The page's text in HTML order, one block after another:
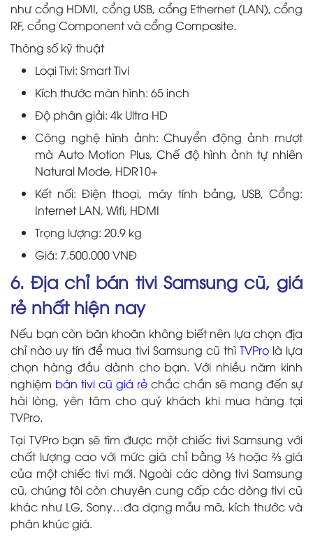
như cổng HDMI, cổng USB, cổng Ethernet (LAN), cổng
RF, cổng Component và cổng Composite.
Thông số kỹ thuật
Loại Tivi: Smart Tivi
Kích thước màn hình: 65 inch
Độ phân giải: 4k Ultra HD
Công nghệ hình ảnh: Chuyển động ảnh mượt
mà Auto Motion Plus, Chế độ hình ảnh tự nhiên
Natural Mode, HDR10+
Kết nối: Điện thoại, máy tính bảng, USB, Cổng:
Internet LAN, Wifi, HDMI
Trọng lượng: 20.9 kg
Giá: 7.500.000 VNĐ
6. Địa chỉ bán tivi Samsung cũ, giá
rẻ nhất hiện nay
Nếu bạn còn băn khoăn không biết nên lựa chọn địa
chỉ nào uy tín để mua tivi Samsung cũ thì TVProlà lựa
chọn hàng đầu dành cho bạn. Với nhiều năm kinh
nghiệm bán tivi cũ giá rẻ chắc chắn sẽ mang đến sự
hài lòng, yên tâm cho quý khách khi mua hàng tại
TVPro.
Tại TVPro bạn sẽ tìm được một chiếc tivi Samsung với
chất lượng cao với mức giá chỉ bằng ⅓ hoặc ⅔ giá
của một chiếc tivi mới. Ngoài các dòng tivi Samsung
cũ, chúng tôi còn chuyên cung cấp các dòng tivi cũ
khác như LG, Sony…đa dạng mẫu mã, kích thước và
phân khúc giá.